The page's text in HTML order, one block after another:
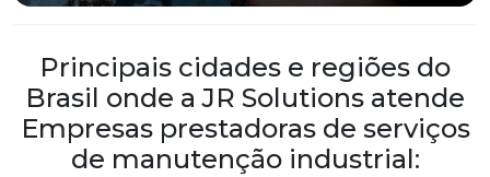
Principais cidades e regiões do
Brasil onde a JR Solutions atende
Empresas prestadoras de serviços
de manutenção industrial: